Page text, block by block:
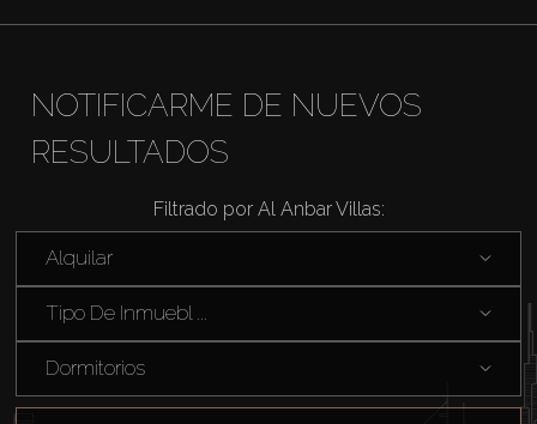
Comprar
NOTIFICARME DE NUEVOS
RESULTADOS
Filtrado por Al Anbar Villas:
Alquilar
Tipo De Inmuebl ...
Dormitorios